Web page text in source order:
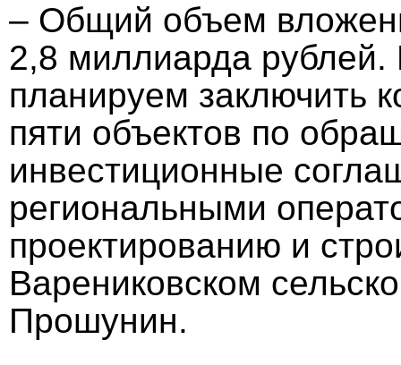
– Общий объем
2,8 миллиарда
планируем заключить
пяти объектов по
инвестиционные
региональными
проектированию и
Варениковском
Прошунин.